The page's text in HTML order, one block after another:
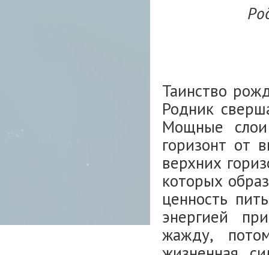
Таинство
Родник
Мощные
горизонт от
верхних
которых
ценность
энергией
жажду,